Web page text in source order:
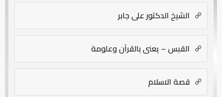
الشيخ الدكتور علي جابر
القبس – يعني بالقرآن وعلومة
قصة الاسلام